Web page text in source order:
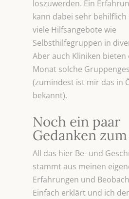
loszuwerden. Ein
kann dabei sehr behilflich
viele Hilfsangebote wie
Selbsthilfegruppen in
Aber auch Kliniken bieten
Monat solche
(zumindest ist mir das in
bekannt).
Noch ein paar
Gedanken
All das hier Be- und
stammt aus meinen
Erfahrungen und
Einfach erklärt und ich